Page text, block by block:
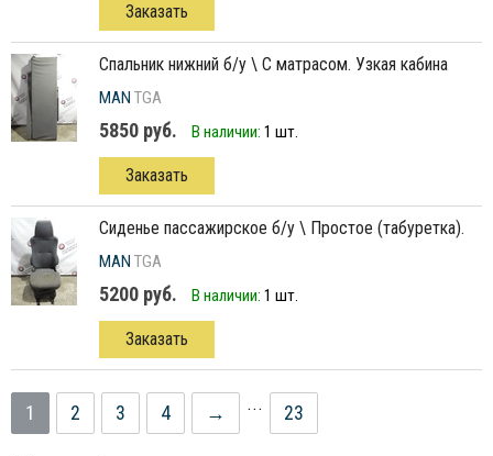
Заказать
спальник нижний б/у \ С матрасом. Узкая кабина
MAN TGA
5850 руб. В наличии: 1 шт.
Заказать
сиденье пассажирское б/у \ Простое (табуретка).
MAN TGA
5200 руб. В наличии: 1 шт.
Заказать
1 2 3 4 → ... 23